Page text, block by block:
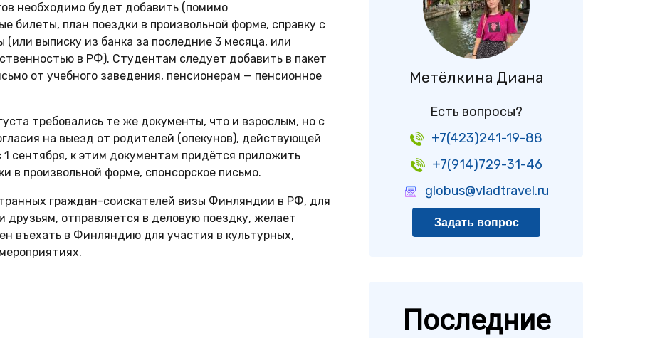
необходимо будет добавить (помимо
билеты, план поездки в произвольной форме, справку с
выписку из банка за последние 3 месяца, или
в РФ). Студентам следует добавить в пакет
от учебного заведения, пенсионерам — пенсионное
требовались те же документы, что и взрослым, но с
на выезд от родителей (опекунов), действующей
сентября, к этим документам придётся приложить
в произвольной форме, спонсорское письмо.
граждан-соискателей визы Финляндии в РФ, для
отправляется в деловую поездку, желает
въехать в Финляндию для участия в культурных,
Метёлкина Диана
Есть вопросы?
+7(423)241-19-88
+7(914)729-31-46
globus@vladtravel.ru
Задать вопрос
Последние